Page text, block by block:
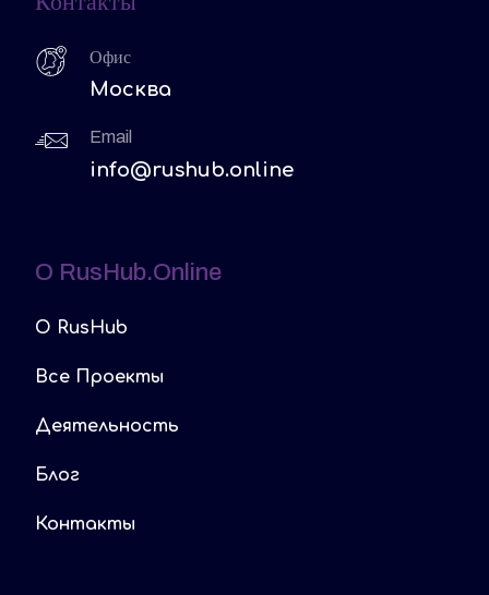
Офис
Москва
Email
info@rushub.online
O RusHub.online
O RusHub
Все Проекты
Деятельность
Блог
Контакты